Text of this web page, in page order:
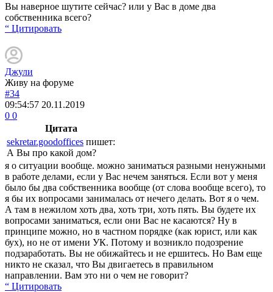
Вы наверное шутите сейчас? или у Вас в доме два
собственника всего?
“ Цитировать
Джули
Живу на форуме
#34
09:54:57 20.11.2019
0 0
Цитата
sekretar.goodoffices пишет:
А Вы про какой дом?
я о ситуации вообще. можно заниматься разными ненужными
в работе делами, если у Вас нечем заняться. Если вот у меня
было бы два собственника вообще (от слова вообще всего), то
я бы их вопросами занималась от нечего делать. Вот я о чем.
А там в нежилом хоть два, хоть три, хоть пять. Вы будете их
вопросами заниматься, если они Вас не касаются? Ну в
принципе можно, но в частном порядке (как юрист, или как
бух), но не от имени УК. Потому и возникло подозрение
подзаработать. Вы не обижайтесь и не ершитесь. Но Вам еще
никто не сказал, что Вы двигаетесь в правильном
направлении. Вам это ни о чем не говорит?
“ Цитировать